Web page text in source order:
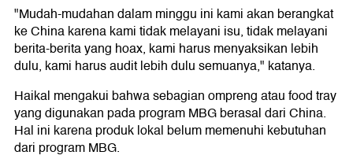
"Mudah-mudahan dalam minggu ini kami akan berangkat
ke China karena kami tidak melayani isu, tidak melayani
berita-berita yang hoax, kami harus menyaksikan lebih
dulu, kami harus audit lebih dulu semuanya," katanya.
Haikal mengakui bahwa sebagian ompreng atau food tray
yang digunakan pada program MBG berasal dari China.
Hal ini karena produk lokal belum memenuhi kebutuhan
dari program MBG.